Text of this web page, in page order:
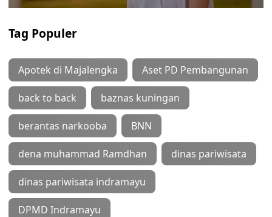
Tag Populer
Apotek di Majalengka Aset PD Pembangunan
back to back baznas kuningan
berantas narkooba BNN
dena muhammad Ramdhan dinas pariwisata
dinas pariwisata indramayu
DPMD Indramayu